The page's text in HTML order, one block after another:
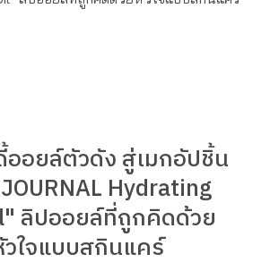
อยล์ตัวดัง สู่เมกอัปชิ้น
Hydrating
ลิปออยล์ที่ถูกคิดด้วย
ใจแบบสกินแคร์